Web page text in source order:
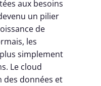
aux besoins
un pilier
de
les
simplement
Le cloud
des données et